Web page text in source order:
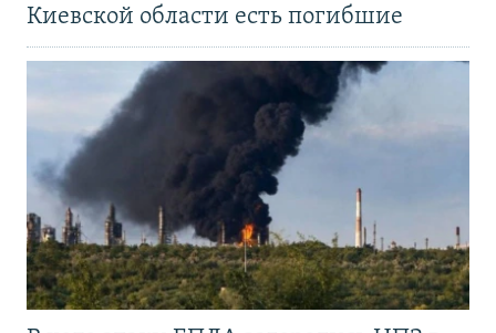
Киевской области есть погибшие